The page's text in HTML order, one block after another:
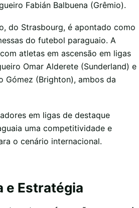
Fabián Balbuena (Grêmio).
do Strasbourg, é apontado como
do futebol paraguaio. A
atletas em ascensão em ligas
Omar Alderete (Sunderland) e
Gómez (Brighton), ambos da
em ligas de destaque
uma competitividade e
o cenário internacional.
e Estratégia